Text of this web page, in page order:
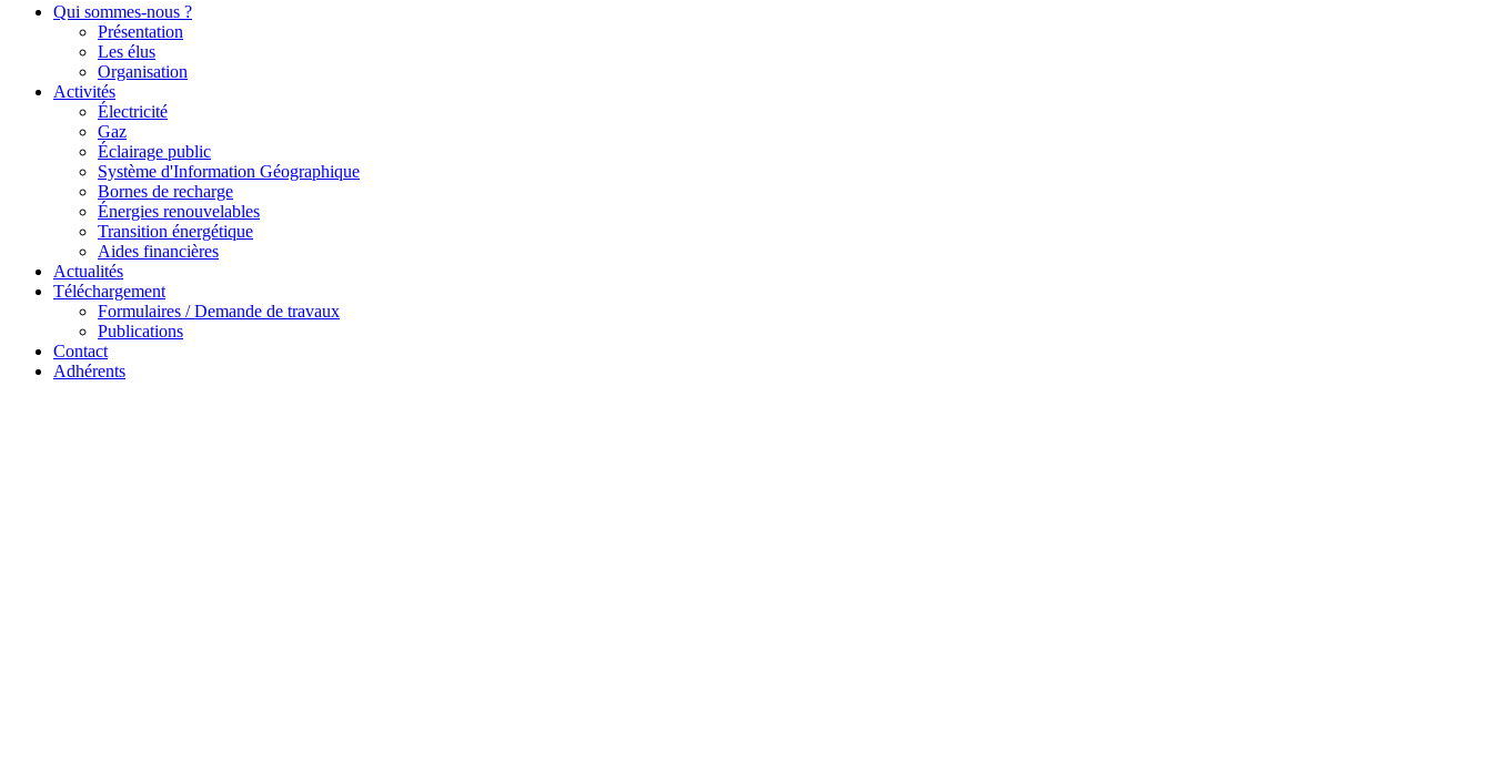
Qui sommes-nous ?
Présentation
Les élus
Organisation
Activités
Électricité
Gaz
Éclairage public
Système d'Information Géographique
Bornes de recharge
Énergies renouvelables
Transition énergétique
Aides financières
Actualités
Téléchargement
Formulaires / Demande de travaux
Publications
Contact
Adhérents